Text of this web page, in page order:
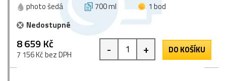
photo šedá 700 ml
1 bod
Nedostupné
8 659 Kč
7 156 Kč bez DPH - + DO KOŠÍKU